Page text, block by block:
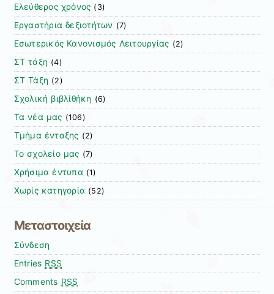
Ελεύθερος χρόνος (3)
Εργαστήρια δεξιοτήτων (7)
Εσωτερικός Κανονισμός Λειτουργίας (2)
ΣΤ τάξη (4)
ΣΤ Τάξη (2)
Σχολική βιβλίθήκη (6)
Τα νέα μας (106)
Τμήμα ένταξης (2)
Το σχολείο μας (7)
Χρήσιμα έντυπα (1)
Χωρίς κατηγορία (52)
Μεταστοιχεία
Σύνδεση
Entries RSS
Comments RSS